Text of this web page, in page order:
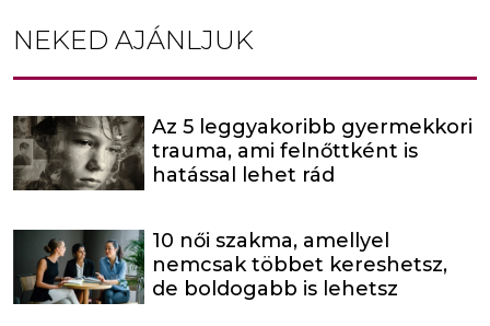
NEKED AJÁNLJUK
Az 5 leggyakoribb gyermekkori
trauma, ami felnőttként is
hatással lehet rád
10 női szakma, amellyel
nemcsak többet kereshetsz,
de boldogabb is lehetsz